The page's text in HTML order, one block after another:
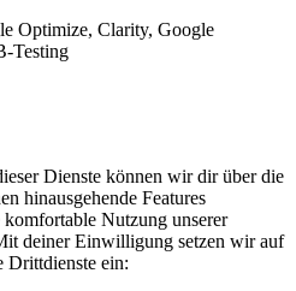
Optimize, Clarity, Google
Testing
Dienste können wir dir über die
hinausgehende Features
Nutzung unserer
deiner Einwilligung setzen wir auf
Drittdienste ein: